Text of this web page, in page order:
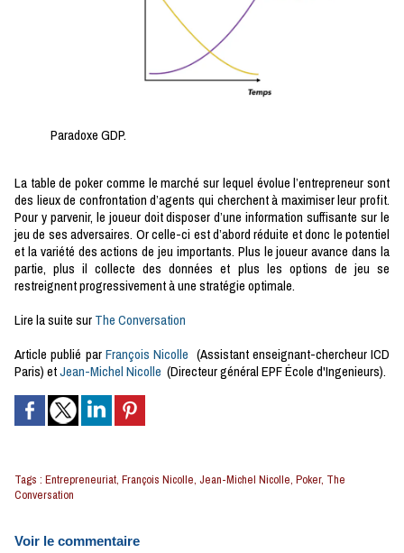
Paradoxe GDP.
La table de poker comme le marché sur lequel évolue l’entrepreneur sont
des lieux de confrontation d’agents qui cherchent à maximiser leur profit.
Pour y parvenir, le joueur doit disposer d’une information suffisante sur le
jeu de ses adversaires. Or celle-ci est d’abord réduite et donc le potentiel
et la variété des actions de jeu importants. Plus le joueur avance dans la
partie, plus il collecte des données et plus les options de jeu se
restreignent progressivement à une stratégie optimale.
Lire la suite surThe Conversation
Article publié parFrançois Nicolle (Assistant enseignant-chercheur ICD
Paris) etJean-Michel Nicolle (Directeur général EPF École d'Ingenieurs).
Tags : Entrepreneuriat, François Nicolle, Jean-Michel Nicolle, Poker, The
Conversation
Voir le commentaire